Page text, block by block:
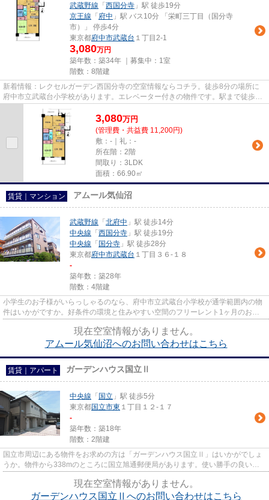
武蔵野線 「 西国分寺 」駅 徒歩19分
京王線 「 府中 」駅 バス10分 「栄町三丁目（国分寺
市）」 停歩4分
東京都府中市武蔵台 １丁目2-1
3,080万円
築年数：築34年 ｜募集中： 1室
階数：8階建
新着情報：レクセルガーデン西国分寺の空室情報ならコチラ。徒歩8分の場所に
府中市立武蔵台小学校があります。エレベーター付きの物件です。駅まで徒歩15
分の場所にある物件です。府中...
3,080万円
(管理費・共益費 11,200円)
敷：-｜礼：-
所在階：2階
間取り：3LDK
面積：66.90㎡
賃貸｜マンション アムール気仙沼
武蔵野線 「 北府中 」駅 徒歩14分
中央線 「 西国分寺 」駅 徒歩19分
中央線 「 国分寺 」駅 徒歩28分
東京都府中市武蔵台 １丁目３６-１８
-
築年数：築28年
階数：4階建
小学生のお子様がいらっしゃるのなら、府中市立武蔵台小学校が通学範囲内の物
件はいかがですか。好条件の環境と住みやすい空間のフリーレント1ヶ月のお部
現在空室情報がありません。
アムール気仙沼へのお問い合わせはこちら
賃貸｜アパート ガーデンハウス国立Ⅱ
中央線 「 国立 」駅 徒歩5分
東京都国立市東 １丁目１２-１７
-
築年数：築18年
階数：2階建
国立市周辺にある物件をお求めの方は「ガーデンハウス国立Ⅱ」はいかがでしょ
うか。物件から338mのところに国立旭通郵便局があります。使い勝手の良いア
現在空室情報がありません。
ガーデンハウス国立Ⅱへのお問い合わせはこちら